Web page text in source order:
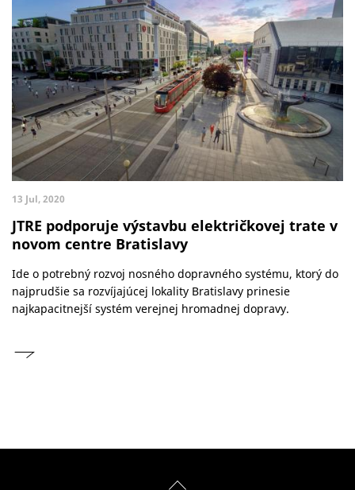
13 Jul, 2020
JTRE podporuje výstavbu električkovej trate v
novom centre Bratislavy
Ide o potrebný rozvoj nosného dopravného systému, ktorý do
najprudšie sa rozvíjajúcej lokality Bratislavy prinesie
najkapacitnejší systém verejnej hromadnej dopravy.